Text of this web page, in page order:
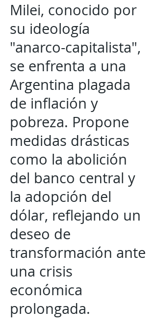
Milei, conocido por
su ideología
"anarco-capitalista",
se enfrenta a una
Argentina plagada
de inflación y
pobreza. Propone
medidas drásticas
como la abolición
del banco central y
la adopción del
dólar, reflejando un
deseo de
transformación ante
una crisis
económica
prolongada.